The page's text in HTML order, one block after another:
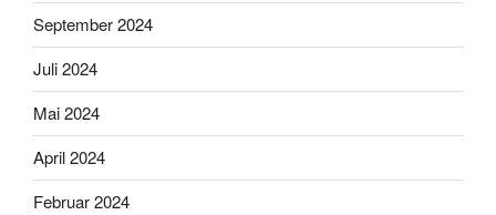
September 2024
Juli 2024
Mai 2024
April 2024
Februar 2024